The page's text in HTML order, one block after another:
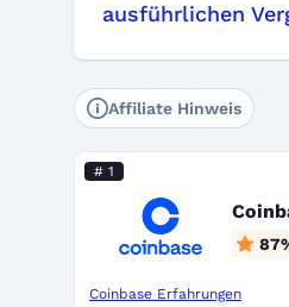
ausführlichen
Affiliate Hinweis
# 1
87
Coinbase Erfahrungen